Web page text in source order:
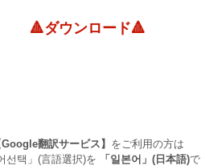
🔺ダウンロード🔺
Google翻訳サービス】 をご利用の方は
선택」(言語選択)を
「일본어」(日本語)で